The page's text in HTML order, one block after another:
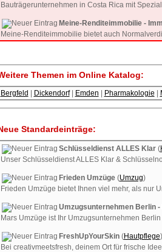
Bauträgerunternehmen in Costa Rica mit
Meine-Renditeimmobilie -
Meine-Renditeimmobilie bietet auch
Themen im Online Katalog:
Bergfeld Dickendorf| Emden Pharmakologie
Standardeinträge:
Schlüsseldienst ALLES Klar(
Unser Schlüsseldienst ALLES Klar &
Frieden Umzüge(Umzug)
Frieden Umzüge bietet Ihnen viel mehr, als nur
Umzugsunternehmen Berlin -
Mars Umzüge ist Ihr Umzugsunternehmen
FreshUpYourSkin(Hautpflege)
Bei creativmeetsfresh, deinem Ort für frische